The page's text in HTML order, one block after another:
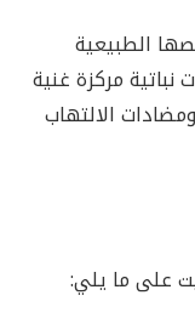
الطبيعية
مركزة غنية
الالتهاب
على ما يلي: